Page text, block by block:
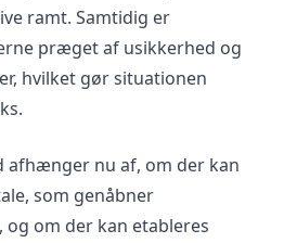
ramt. Samtidig er
præget af usikkerhed og
hvilket gør situationen
afhænger nu af, om der kan
som genåbner
om der kan etableres